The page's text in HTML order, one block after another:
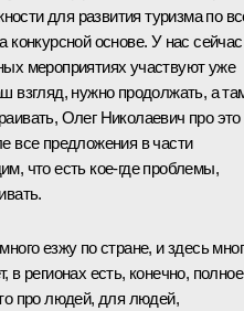
для развития туризма по
конкурсной основе. У нас сейчас
мероприятиях участвуют уже
взгляд, нужно продолжать, а
Олег Николаевич про это
все предложения в части
что есть кое-где проблемы,
езжу по стране, и здесь
в регионах есть, конечно, полное
про людей, для людей,